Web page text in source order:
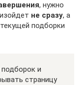
, нужно
не сразу, а
подборки
и
страницу